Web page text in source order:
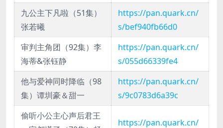
九公主下凡啦（51集）
张若曦
https://pan.quark.cn/
s/bef940fb66d0
审判主角团（92集）李
海蒂&张钰静
https://pan.quark.cn/
s/055d66339fe4
他与爱神同时降临（98
集）谭圳豪＆甜一
https://pan.quark.cn/
s/9c0783d6a39c
偷听小公主心声后君王
https://pan.quark.cn/